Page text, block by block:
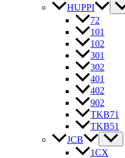
HUPPI
72
101
102
301
302
401
402
902
TKB71
TKB51
JCB
1CX